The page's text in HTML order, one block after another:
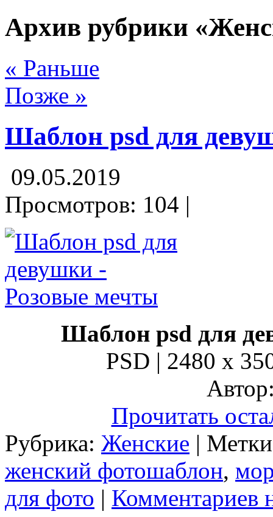
Архив рубрики
« Раньше
Позже »
Шаблон psd для
09.05.2019
Просмотров: 104 |
Шаблон psd для
PSD | 2480 x
Прочитать
Рубрика: Женские |
женский фотошаблон,
для фото | Комментариев